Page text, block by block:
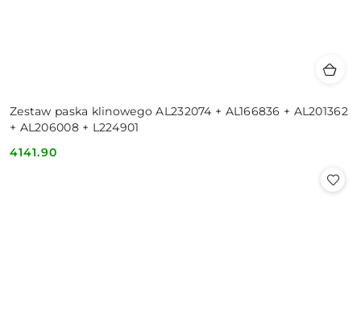
Zestaw paska klinowego AL232074 + AL166836 + AL201362
+ AL206008 + L224901
Cena:
4141.90